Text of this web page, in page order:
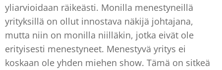
yliarvioidaan räikeästi. Monilla menestyneillä
yrityksillä on ollut innostava näkijä johtajana,
mutta niin on monilla niilläkin, jotka eivät ole
erityisesti menestyneet. Menestyvä yritys ei
koskaan ole yhden miehen show. Tämä on sitkeä